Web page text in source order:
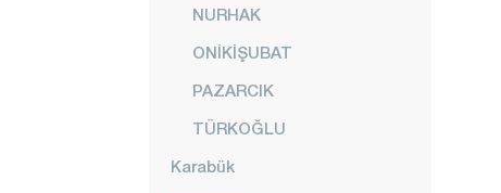
NURHAK
ONİKİŞUBAT
PAZARCIK
TÜRKOĞLU
Karabük